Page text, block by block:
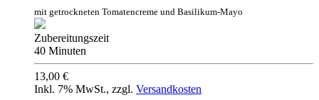
mit getrockneten Tomatencreme und Basilikum-Mayo
Zubereitungszeit
40 Minuten
13,00 €
Inkl. 7% MwSt., zzgl. Versandkosten